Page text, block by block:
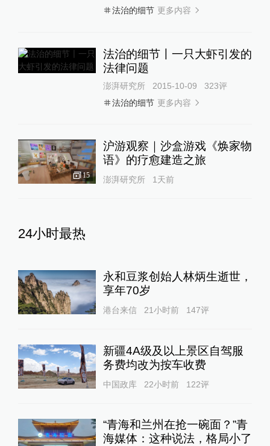
法治的细节 更多内容
法治的细节〡一只大虾引发的
法律问题
澎湃研究所 2015-10-09 323评
法治的细节 更多内容
15
沪游观察｜沙盒游戏《焕家物
语》的疗愈建造之旅
澎湃研究所 1天前
24小时最热
永和豆浆创始人林炳生逝世，
享年70岁
港台来信 21小时前 147评
新疆4A级及以上景区自驾服
务费均改为按车收费
中国政库 22小时前 122评
“青海和兰州在抢一碗面？”青
海媒体：这种说法，格局小了